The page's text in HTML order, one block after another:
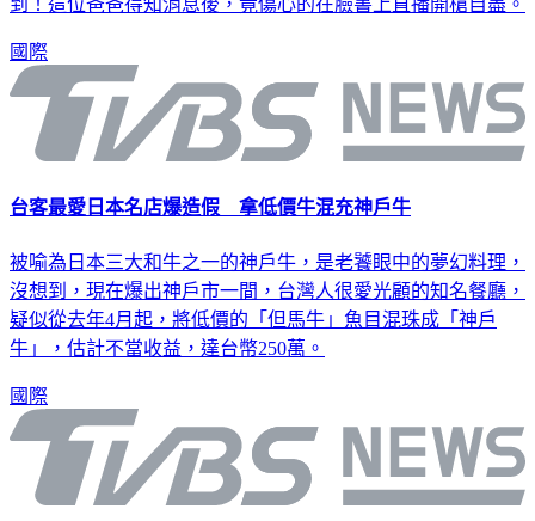
到！這位爸爸得知消息後，竟傷心的在臉書上直播開槍自盡。
國際
台客最愛日本名店爆造假 拿低價牛混充神戶牛
被喻為日本三大和牛之一的神戶牛，是老饕眼中的夢幻料理，
沒想到，現在爆出神戶市一間，台灣人很愛光顧的知名餐廳，
疑似從去年4月起，將低價的「但馬牛」魚目混珠成「神戶
牛」，估計不當收益，達台幣250萬。
國際